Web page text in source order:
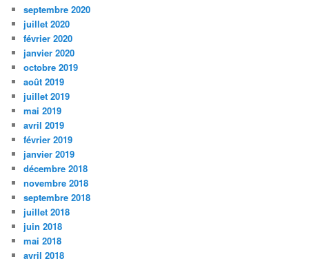
septembre 2020
juillet 2020
février 2020
janvier 2020
octobre 2019
août 2019
juillet 2019
mai 2019
avril 2019
février 2019
janvier 2019
décembre 2018
novembre 2018
septembre 2018
juillet 2018
juin 2018
mai 2018
avril 2018